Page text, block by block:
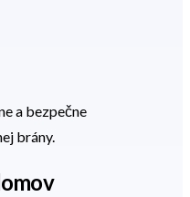
a bezpečne
brány.